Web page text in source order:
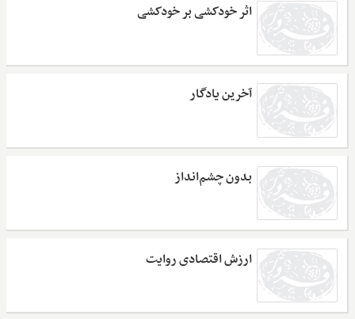
اثر خودکشی بر خودکشی
آخرین یادگار
بدون چشم‌انداز
ارزش اقتصادی روایت